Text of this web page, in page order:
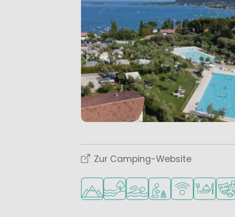
Zur Camping-Website
In den Bergen/Hügeln
Am Wasser
FreibadEmpfohlen für kleine
WLAN verfügbar